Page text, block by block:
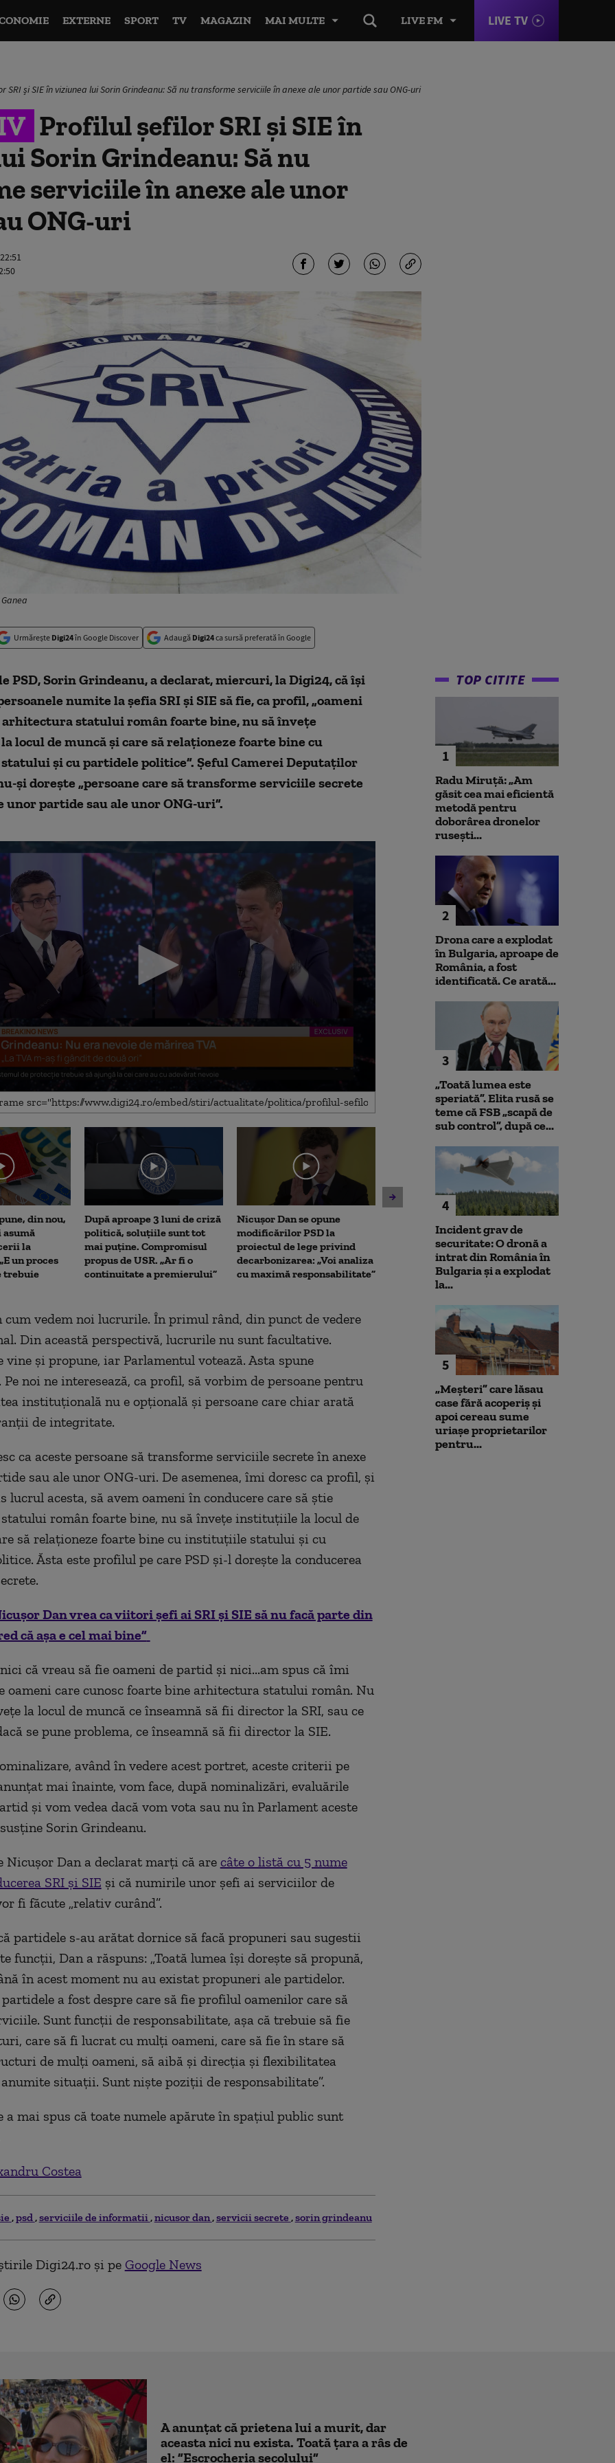
LIVE FM LIVE TV
EXTERNE SPORT TV MAGAZIN MAI MULTE
SRI și SIE în viziunea lui Sorin Grindeanu: Să nu transforme serviciile în anexe ale unor partide sau ONG-uri
Profilul șefilor SRI și SIE în
Sorin Grindeanu: Să nu
serviciile în anexe ale unor
ONG-uri
Urmărește Digi24în Google Discover Adaugă Digi24ca sursă preferată în Google
PSD, Sorin Grindeanu, a declarat, miercuri, la Digi24, că își
numite la șefia SRI și SIE să fie, ca profil, „oameni
arhitectura statului român foarte bine, nu să învețe
locul de muncă și care să relaționeze foarte bine cu
și cu partidele politice”. Șeful Camerei Deputaților
și dorește „persoane care să transforme serviciile secrete
unor partide sau ale unor ONG-uri”.
din nou,
asumă
la
un proces
trebuie
După aproape 3 luni de criză
politică, soluțiile sunt tot
mai puține. Compromisul
propus de USR. „Ar fi o
continuitate a premierului”
Nicușor Dan se opune
modificărilor PSD la
proiectul de lege privind
decarbonizarea: „Voi analiza
cu maximă responsabilitate”
Ludovic Orban, despre
Nicușor Dan: „Este
principalul vinovat, alături
de PSD, pentru actuala criză
Surse: Cum
pentru
Cine decide
Parlament
cum vedem noi lucrurile. În primul rând, din punct de vedere
Din această perspectivă, lucrurile nu sunt facultative.
vine și propune, iar Parlamentul votează. Asta spune
noi ne interesează, ca profil, să vorbim de persoane pentru
instituțională nu e opțională și persoane care chiar arată
de integritate.
ca aceste persoane să transforme serviciile secrete în anexe
sau ale unor ONG-uri. De asemenea, îmi doresc ca profil, și
lucrul acesta, să avem oameni în conducere care să știe
român foarte bine, nu să învețe instituțiile la locul de
să relaționeze foarte bine cu instituțiile statului și cu
Ăsta este profilul pe care PSD și-l dorește la conducerea
Dan vrea ca viitori șefi ai SRI și SIE să nu facă parte din
că așa e cel mai bine”
că vreau să fie oameni de partid și nici...am spus că îmi
oameni care cunosc foarte bine arhitectura statului român. Nu
la locul de muncă ce înseamnă să fii director la SRI, sau ce
se pune problema, ce înseamnă să fii director la SIE.
având în vedere acest portret, aceste criterii pe
mai înainte, vom face, după nominalizări, evaluările
și vom vedea dacă vom vota sau nu în Parlament aceste
Sorin Grindeanu.
Nicușor Dan a declarat marți că are câte o listă cu 5 nume
SRI și SIE și că numirile unor șefi ai serviciilor de
fi făcute „relativ curând”.
partidele s-au arătat dornice să facă propuneri sau sugestii
funcții, Dan a răspuns: „Toată lumea își dorește să propună,
în acest moment nu au existat propuneri ale partidelor.
a fost despre care să fie profilul oamenilor care să
Sunt funcții de responsabilitate, așa că trebuie să fie
care să fi lucrat cu mulți oameni, care să fie în stare să
de mulți oameni, să aibă și direcția și flexibilitatea
anumite situații. Sunt niște poziții de responsabilitate”.
a mai spus că toate numele apărute în spațiul public sunt
Costea
psd serviciile de informatii nicusor dan servicii secrete sorin grindeanu
Digi24.ro și pe Google News
TOP CITITE
1
Radu Miruță: „Am
găsit cea mai eficientă
metodă pentru
doborârea dronelor
rusești...
2
Drona care a explodat
în Bulgaria, aproape de
România, a fost
identificată. Ce arată...
3
„Toată lumea este
speriată”. Elita rusă se
teme că FSB „scapă de
sub control”, după ce...
4
Incident grav de
securitate: O dronă a
intrat din România în
Bulgaria şi a explodat
la...
5
„Meșteri” care lăsau
case fără acoperiș și
apoi cereau sume
uriașe proprietarilor
pentru...
A anunțat că prietena lui a murit, dar
aceasta nici nu exista. Toată țara a râs de
el: ”Escrocheria secolului”